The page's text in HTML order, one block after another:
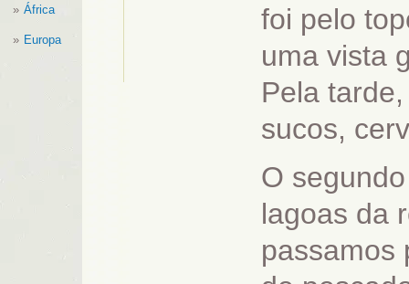
África
Europa
foi pelo
uma vista
Pela
sucos,
O
lagoas da
passamos